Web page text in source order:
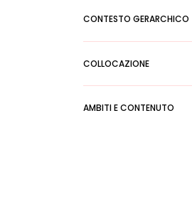
CONTESTO GERARCHICO
COLLOCAZIONE
AMBITI E CONTENUTO